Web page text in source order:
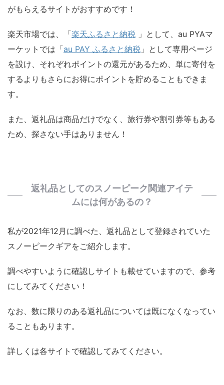
がもらえるサイトがおすすめです！
楽天市場では、「楽天ふるさと納税 」として、au PYAマ
ーケットでは「au PAY ふるさと納税 」として専用ページ
を設け、それぞれポイントの還元があるため、単に寄付を
するよりもさらにお得にポイントを貯めることもできま
す。
また、返礼品は商品だけでなく、旅行券や割引券等もある
ため、探さない手はありません！
返礼品としてのスノーピーク関連アイテ
ムには何があるの？
私が2021年12月に調べた、返礼品として登録されていた
スノーピークギアをご紹介します。
調べやすいように確認しサイトも載せていますので、参考
にしてみてください！
なお、数に限りのある返礼品については既になくなってい
ることもあります。
詳しくは各サイトで確認してみてください。